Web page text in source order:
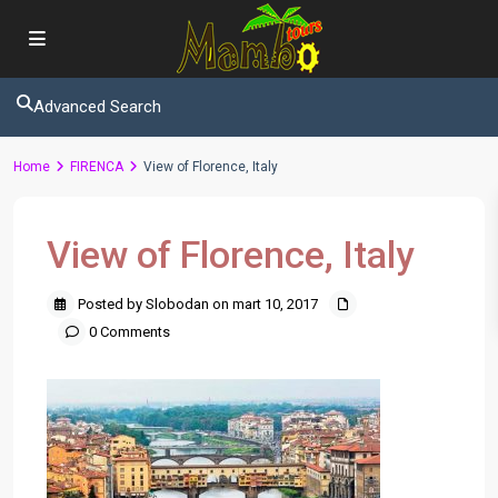
Advanced Search
Home FIRENCA View of Florence, Italy
View of Florence, Italy
Posted by Slobodan on mart 10, 2017
0 Comments